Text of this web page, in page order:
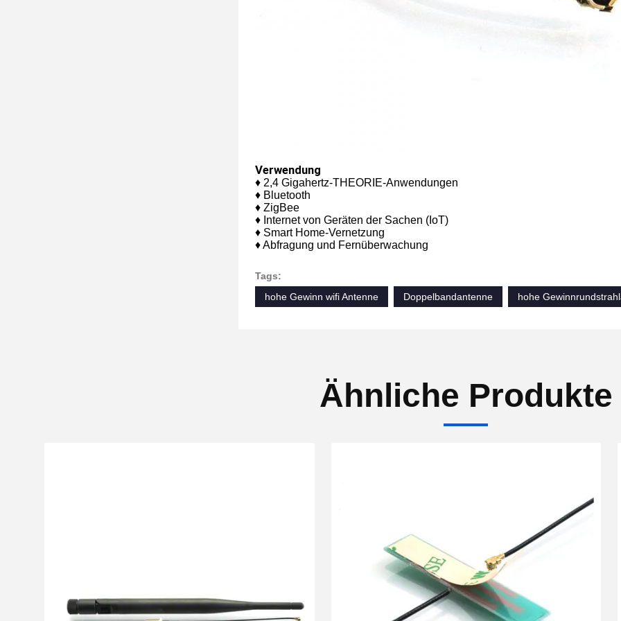
Verwendung
♦ 2,4 Gigahertz-THEORIE-Anwendungen
♦ Bluetooth
♦ ZigBee
♦ Internet von Geräten der Sachen (IoT)
♦ Smart Home-Vernetzung
♦ Abfragung und Fernüberwachung
Tags:
hohe Gewinn wifi Antenne
Doppelbandantenne hohe
Ähnliche Produkte